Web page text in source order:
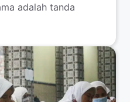
adalah tanda